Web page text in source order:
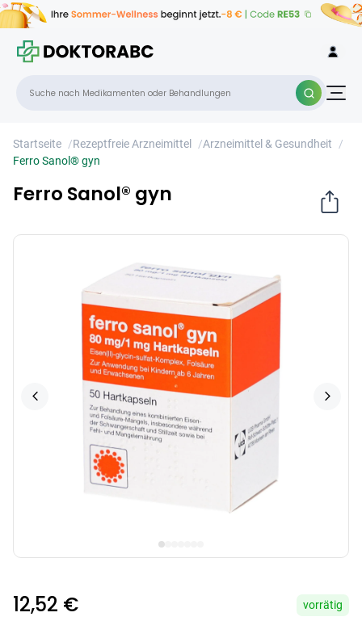
Startseite /Rezeptfreie Arzneimittel /Arzneimittel & Gesundheit
/
Ferro Sanol® gyn
Ferro Sanol® gyn
12,52 € vorrätig
×